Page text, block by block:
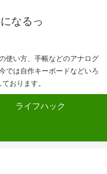
なるっ
使い方、手帳などのアナログ
では自作キーボードなどいろ
おります。
ライフハック